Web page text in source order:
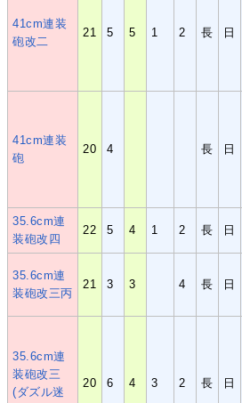
41cm連装
砲改二
21 5 5 1 2 長 日
41cm連装
砲
20 4 長 日
35.6cm連
装砲改四
22 5 4 1 2 長 日
35.6cm連
装砲改三丙
21 3 3 4 長 日
35.6cm連
装砲改三
(ダズル迷
20 6 4 3 2 長 日